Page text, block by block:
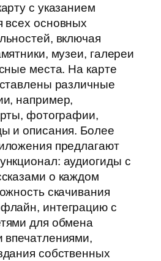
с указанием
всех основных
включая
музеи, галереи
места. На карте
различные
например,
фотографии,
и описания. Более
предлагают
аудиогиды с
о каждом
скачивания
интеграцию с
для обмена
собственных